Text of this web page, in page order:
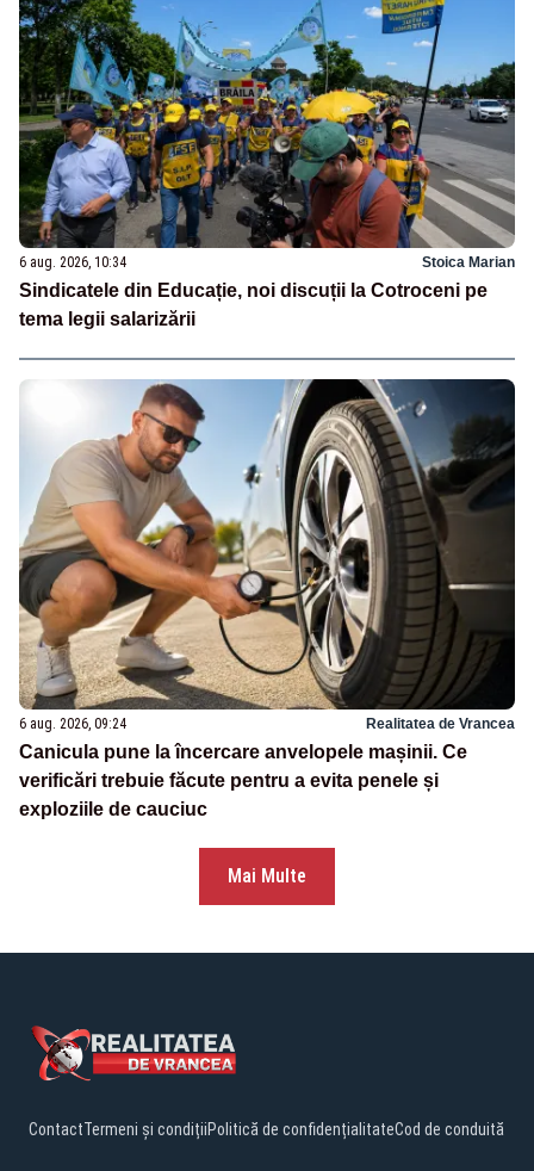
6 aug. 2026, 10:34 Stoica Marian
Sindicatele din Educație, noi discuții la Cotroceni pe
tema legii salarizării
6 aug. 2026, 09:24 Realitatea de Vrancea
Canicula pune la încercare anvelopele mașinii. Ce
verificări trebuie făcute pentru a evita penele și
exploziile de cauciuc
Mai Multe
ContactTermeni și condițiiPolitică de confidențialitateCod de conduită